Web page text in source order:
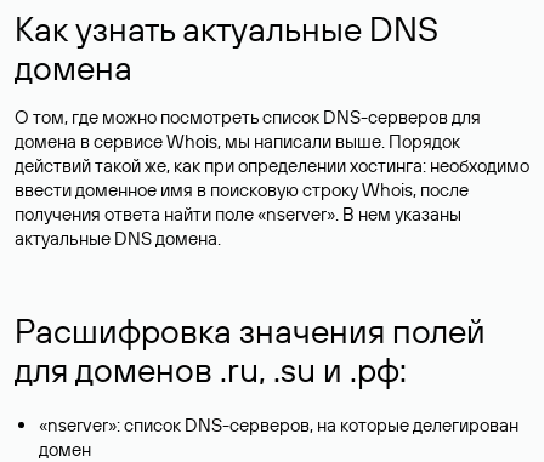
Как узнать актуальные DNS
домена
О том, где можно посмотреть список DNS-серверов для
домена в сервисе Whois, мы написали выше. Порядок
действий такой же, как при определении хостинга: необходимо
ввести доменное имя в поисковую строку Whois, после
получения ответа найти поле «nserver». В нем указаны
актуальные DNS домена.
Расшифровка значения полей
для доменов .ru, .su и .рф:
«nserver»: список DNS-серверов, на которые делегирован
домен